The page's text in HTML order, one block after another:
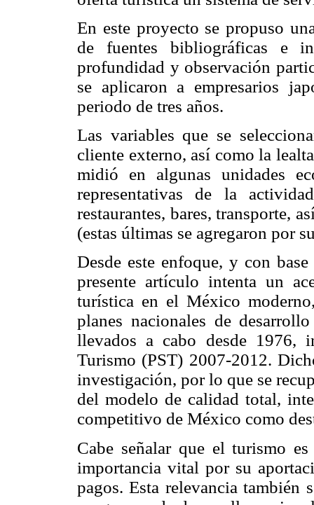
En este proyecto se propuso
de fuentes bibliográficas e
profundidad y observación
se aplicaron a empresarios
periodo de tres años.
Las variables que se
cliente externo, así como la
midió en algunas unidades
representativas de la
restaurantes, bares, transporte,
(estas últimas se agregaron por
Desde este enfoque, y con
presente artículo intenta un
turística en el México
planes nacionales de
llevados a cabo desde 1976,
Turismo (PST) 2007-2012.
investigación, por lo que se
del modelo de calidad total,
competitivo de México como
Cabe señalar que el turismo
importancia vital por su
pagos. Esta relevancia también